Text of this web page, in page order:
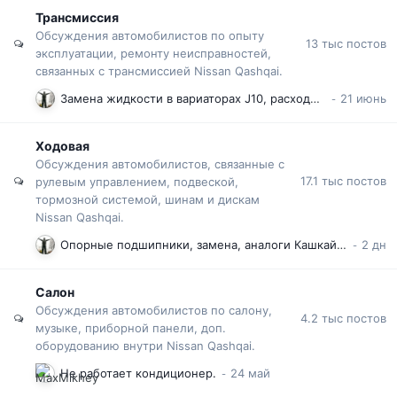
Трансмиссия
Обсуждения автомобилистов по опыту
эксплуатации, ремонту неисправностей,
связанных с трансмиссией Nissan Qashqai.
13 тыс постов
Замена жидкости в вариаторах J10, расходники. Уровень. Какую жидкость лить?
Ходовая
Обсуждения автомобилистов, связанные с
рулевым управлением, подвеской,
тормозной системой, шинам и дискам
Nissan Qashqai.
17.1 тыс постов
Опорные подшипники, замена, аналоги Кашкай J10
Салон
Обсуждения автомобилистов по салону,
музыке, приборной панели, доп.
оборудованию внутри Nissan Qashqai.
4.2 тыс постов
Не работает кондиционер.